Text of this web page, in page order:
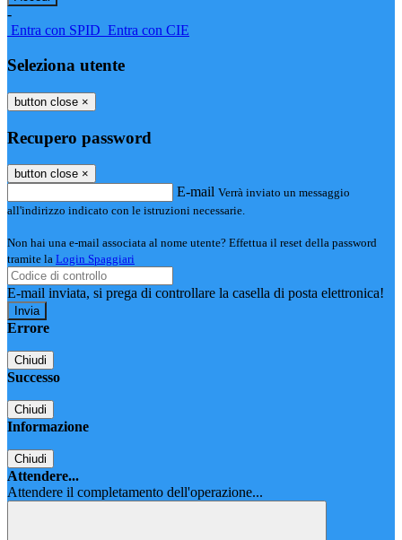
-
Entra con SPID Entra con CIE
Seleziona utente
button close ×
Recupero password
button close ×
E-mail Verrà inviato un messaggio
all'indirizzo indicato con le istruzioni necessarie.
Non hai una e-mail associata al nome utente? Effettua il reset della password
tramite la Login Spaggiari
E-mail inviata, si prega di controllare la casella di posta elettronica!
Errore
Chiudi
Successo
Chiudi
Informazione
Chiudi
Attendere...
Attendere il completamento dell'operazione...